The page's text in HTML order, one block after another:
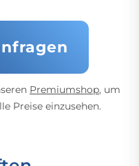
Premiumshop, um
Preise einzusehen.